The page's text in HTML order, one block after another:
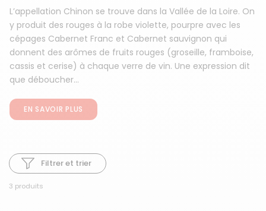
L’appellation Chinon se trouve dans la Vallée de la Loire. On
y produit des rouges à la robe violette, pourpre avec les
cépages Cabernet Franc et Cabernet sauvignon qui
donnent des arômes de fruits rouges (groseille, framboise,
cassis et cerise) à chaque verre de vin. Une expression dit
que déboucher...
EN SAVOIR PLUS
3 produits
Filtrer et trier